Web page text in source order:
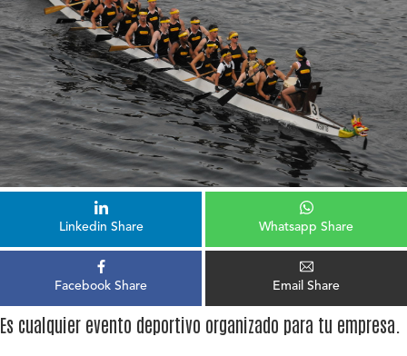
Linkedin Share Whatsapp Share
Facebook Share Email Share
Es cualquier evento deportivo organizado para tu empresa.